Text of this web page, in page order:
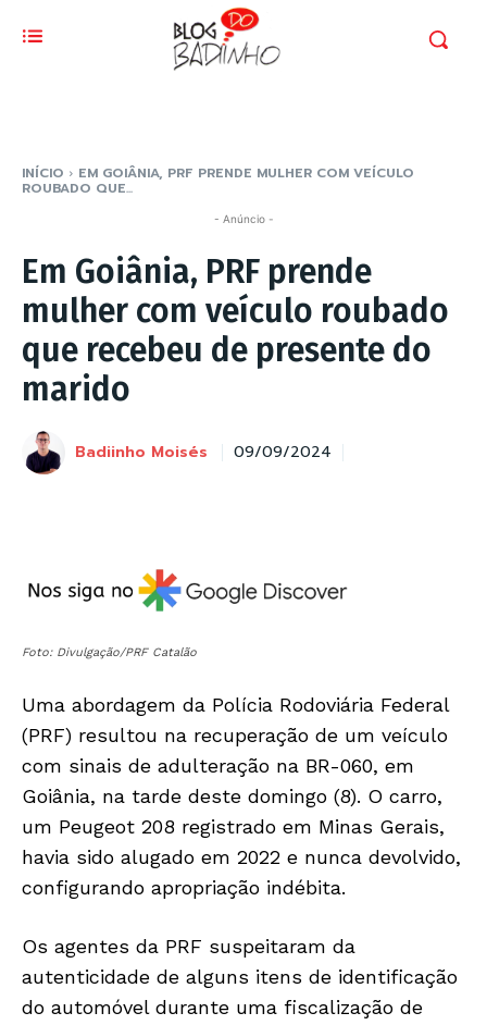
INÍCIO EM GOIÂNIA, PRF PRENDE MULHER COM VEÍCULO
ROUBADO QUE...
- Anúncio -
Em Goiânia, PRF prende
mulher com veículo roubado
que recebeu de presente do
marido
Badiinho Moisés 09/09/2024
Foto: Divulgação/PRF Catalão
Uma abordagem da Polícia Rodoviária Federal
(PRF) resultou na recuperação de um veículo
com sinais de adulteração na BR-060, em
Goiânia, na tarde deste domingo (8). O carro,
um Peugeot 208 registrado em Minas Gerais,
havia sido alugado em 2022 e nunca devolvido,
configurando apropriação indébita.
Os agentes da PRF suspeitaram da
autenticidade de alguns itens de identificação
do automóvel durante uma fiscalização de